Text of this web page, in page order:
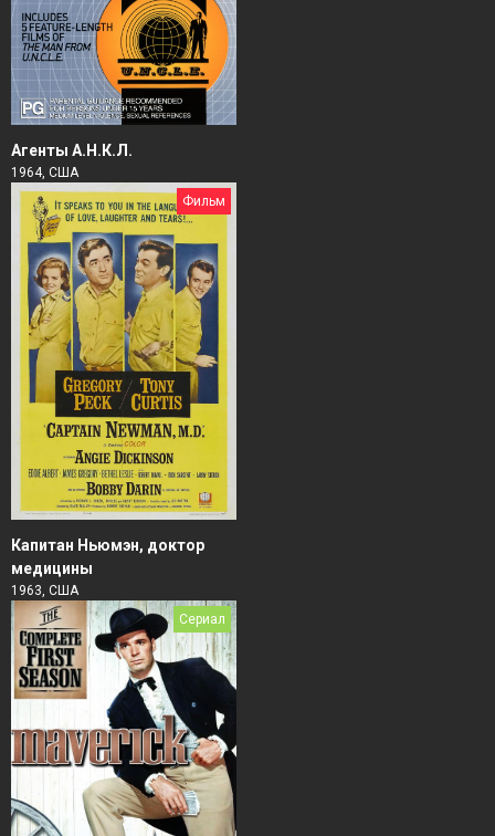
Агенты А.Н.К.Л.
1964, США
Фильм
Капитан Ньюмэн, доктор
медицины
1963, США
Сериал